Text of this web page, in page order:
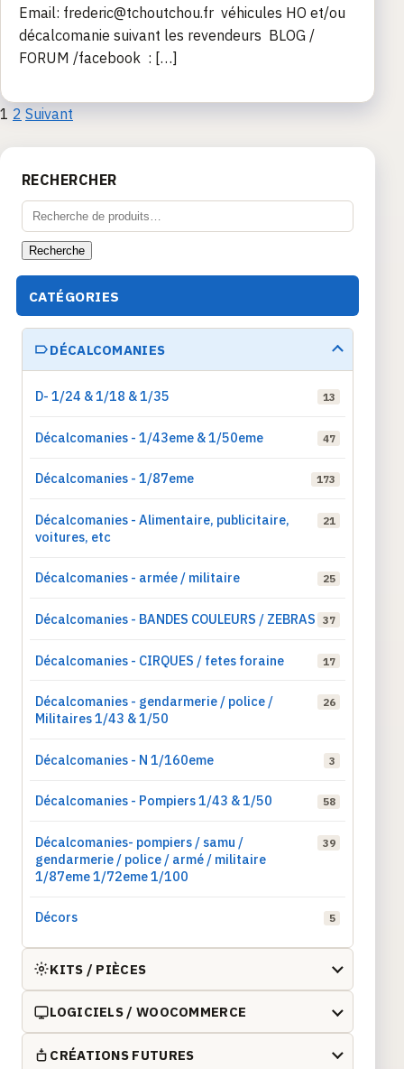
Email: frederic@tchoutchou.fr véhicules HO et/ou
décalcomanie suivant les revendeurs BLOG /
FORUM /facebook : […]
Pagination
des
publications
1 2 Suivant
RECHERCHER
Recherche
pour :
Recherche
CATÉGORIES
DÉCALCOMANIES
D- 1/24 & 1/18 & 1/35 13
Décalcomanies - 1/43eme & 1/50eme 47
Décalcomanies - 1/87eme 173
Décalcomanies - Alimentaire, publicitaire,
voitures, etc
21
Décalcomanies - armée / militaire 25
Décalcomanies - BANDES COULEURS / ZEBRAS 37
Décalcomanies - CIRQUES / fetes foraine 17
Décalcomanies - gendarmerie / police /
Militaires 1/43 & 1/50
26
Décalcomanies - N 1/160eme 3
Décalcomanies - Pompiers 1/43 & 1/50 58
Décalcomanies- pompiers / samu /
gendarmerie / police / armé / militaire
1/87eme 1/72eme 1/100
39
Décors 5
KITS / PIÈCES
LOGICIELS / WOOCOMMERCE
CRÉATIONS FUTURES